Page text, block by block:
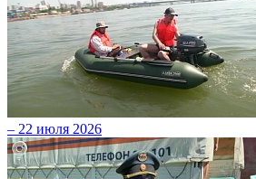
– 22 июля 2026